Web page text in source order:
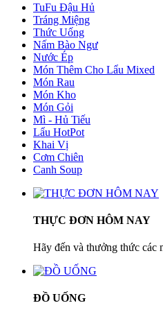
TuFu Đậu Hủ
Tráng Miệng
Thức Uống
Nấm Bào Ngư
Nước Ép
Món Thêm Cho Lẩu Mixed
Món Rau
Món Kho
Món Gỏi
Mì - Hủ Tiếu
Lẩu HotPot
Khai Vị
Cơm Chiên
Canh Soup
THỰC ĐƠN HÔM NAY
Hãy đến và thưởng thức các
ĐỒ UỐNG